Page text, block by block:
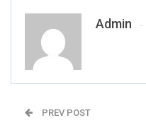
Admin
PREV POST